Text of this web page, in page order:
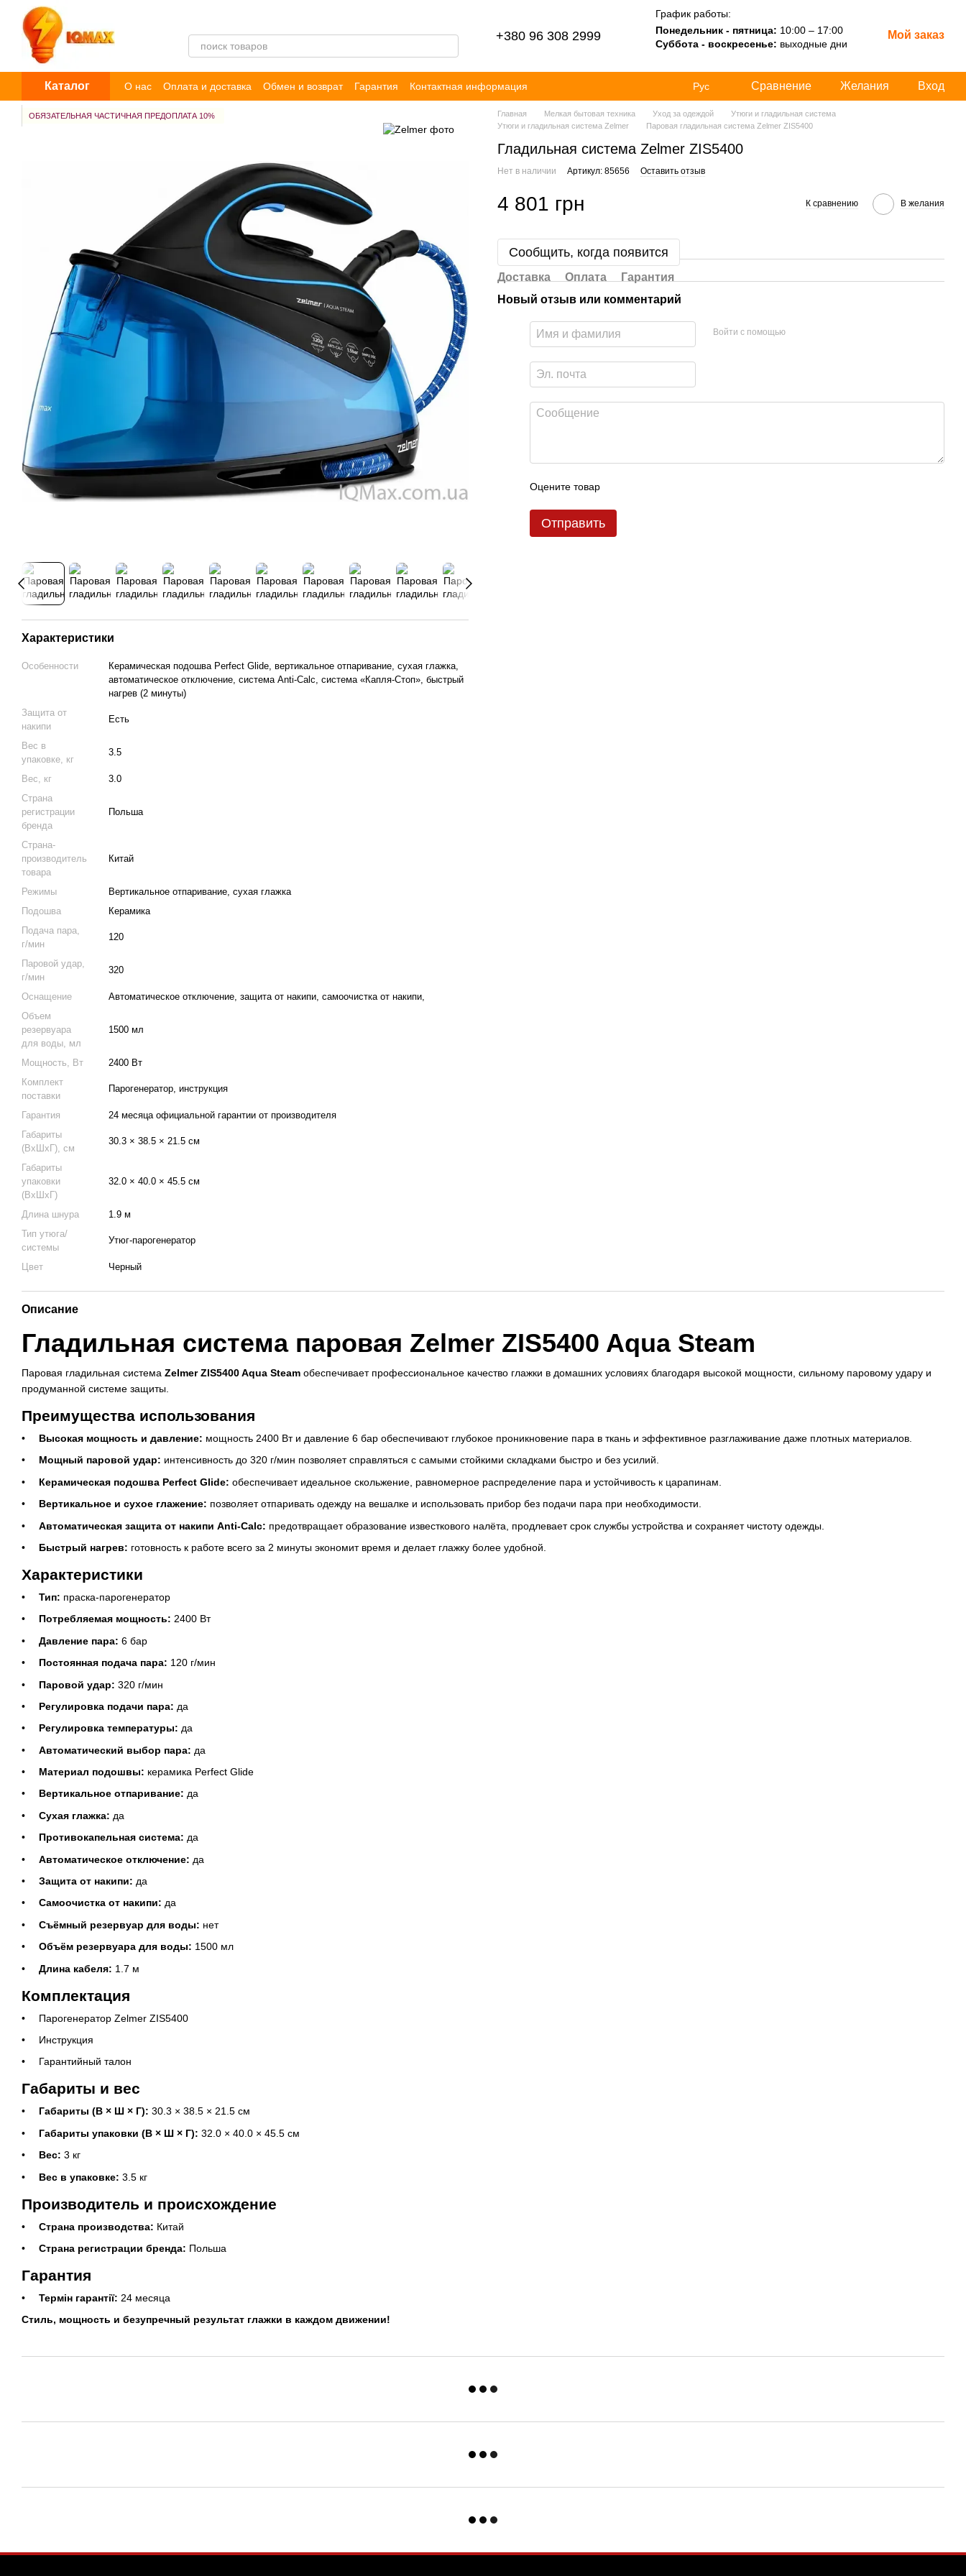
Перейти к основному контенту
+380 96 308 2999
График работы:
Понедельник - пятница: 10:00 – 17:00
Суббота - воскресенье: выходные дни
Мой заказ
Каталог О нас Оплата и доставка Обмен и возврат Гарантия
Контактная информация
Пользовательское соглашение
Договор публичной оферты Блог Отзывы
Рус Сравнение Желания Вход
ОБЯЗАТЕЛЬНАЯ ЧАСТИЧНАЯ ПРЕДОПЛАТА 10%
Характеристики
Особенности
Керамическая подошва Perfect Glide, вертикальное отпаривание, сухая глажка,
автоматическое отключение, система Anti-Calc, система «Капля-Стоп», быстрый
нагрев (2 минуты)
Защита от
накипи
Есть
Вес в
упаковке, кг
3.5
Вес, кг
3.0
Страна
регистрации
бренда
Польша
Страна-
производитель
товара
Китай
Режимы
Вертикальное отпаривание, сухая глажка
Подошва
Керамика
Подача пара,
г/мин
120
Паровой удар,
г/мин
320
Оснащение
Автоматическое отключение, защита от накипи, самоочистка от накипи,
Объем
резервуара
для воды, мл
1500 мл
Мощность, Вт
2400 Вт
Комплект
поставки
Парогенератор, инструкция
Гарантия
24 месяца официальной гарантии от производителя
Габариты
(ВхШхГ), см
30.3 × 38.5 × 21.5 см
Габариты
упаковки
(ВхШхГ)
32.0 × 40.0 × 45.5 см
Длина шнура
1.9 м
Тип утюга/
системы
Утюг-парогенератор
Цвет Черный
Главная Мелкая бытовая техника Уход за одеждой
Утюги и гладильная система
Утюги и гладильная система Zelmer
Паровая гладильная система Zelmer ZIS5400
Гладильная система Zelmer ZIS5400
Нет в наличии Артикул: 85656 Оставить отзыв
4 801 грн К сравнению В желания
Сообщить, когда появится
Доставка Оплата
Гарантия
Новый отзыв или комментарий
Войти с помощью
Оцените товар
Отправить
Описание
Гладильная система паровая Zelmer ZIS5400 Aqua Steam
Паровая гладильная система Zelmer ZIS5400 Aqua Steam обеспечивает профессиональное качество глажки в домашних условиях благодаря высокой мощности, сильному паровому удару и
продуманной системе защиты.
Преимущества использования
Высокая мощность и давление: мощность 2400 Вт и давление 6 бар обеспечивают глубокое проникновение пара в ткань и эффективное разглаживание даже плотных материалов.
Мощный паровой удар: интенсивность до 320 г/мин позволяет справляться с самыми стойкими складками быстро и без усилий.
Керамическая подошва Perfect Glide: обеспечивает идеальное скольжение, равномерное распределение пара и устойчивость к царапинам.
Вертикальное и сухое глажение: позволяет отпаривать одежду на вешалке и использовать прибор без подачи пара при необходимости.
Автоматическая защита от накипи Anti-Calc: предотвращает образование известкового налёта, продлевает срок службы устройства и сохраняет чистоту одежды.
Быстрый нагрев: готовность к работе всего за 2 минуты экономит время и делает глажку более удобной.
Характеристики
Тип: праска-парогенератор
Потребляемая мощность: 2400 Вт
Давление пара: 6 бар
Постоянная подача пара: 120 г/мин
Паровой удар: 320 г/мин
Регулировка подачи пара: да
Регулировка температуры: да
Автоматический выбор пара: да
Материал подошвы: керамика Perfect Glide
Вертикальное отпаривание: да
Сухая глажка: да
Противокапельная система: да
Автоматическое отключение: да
Защита от накипи: да
Самоочистка от накипи: да
Съёмный резервуар для воды: нет
Объём резервуара для воды: 1500 мл
Длина кабеля: 1.7 м
Комплектация
Парогенератор Zelmer ZIS5400
Инструкция
Гарантийный талон
Габариты и вес
Габариты (В × Ш × Г): 30.3 × 38.5 × 21.5 см
Габариты упаковки (В × Ш × Г): 32.0 × 40.0 × 45.5 см
Вес: 3 кг
Вес в упаковке: 3.5 кг
Производитель и происхождение
Страна производства: Китай
Страна регистрации бренда: Польша
Гарантия
Термін гарантії: 24 месяца
Стиль, мощность и безупречный результат глажки в каждом движении!